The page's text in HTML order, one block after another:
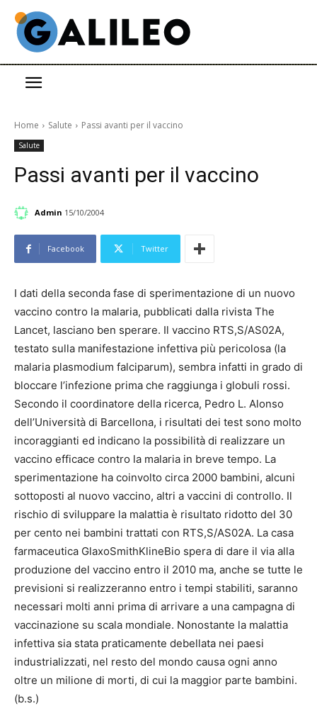
Home Salute Passi avanti per il vaccino
Salute
Passi avanti per il vaccino
Admin 15/10/2004
Facebook Twitter
I dati della seconda fase di sperimentazione di un nuovo
vaccino contro la malaria, pubblicati dalla rivista The
Lancet, lasciano ben sperare. Il vaccino RTS,S/AS02A,
testato sulla manifestazione infettiva più pericolosa (la
malaria plasmodium falciparum), sembra infatti in grado di
bloccare l’infezione prima che raggiunga i globuli rossi.
Secondo il coordinatore della ricerca, Pedro L. Alonso
dell’Università di Barcellona, i risultati dei test sono molto
incoraggianti ed indicano la possibilità di realizzare un
vaccino efficace contro la malaria in breve tempo. La
sperimentazione ha coinvolto circa 2000 bambini, alcuni
sottoposti al nuovo vaccino, altri a vaccini di controllo. Il
rischio di sviluppare la malattia è risultato ridotto del 30
per cento nei bambini trattati con RTS,S/AS02A. La casa
farmaceutica GlaxoSmithKlineBio spera di dare il via alla
produzione del vaccino entro il 2010 ma, anche se tutte le
previsioni si realizzeranno entro i tempi stabiliti, saranno
necessari molti anni prima di arrivare a una campagna di
vaccinazione su scala mondiale. Nonostante la malattia
infettiva sia stata praticamente debellata nei paesi
industrializzati, nel resto del mondo causa ogni anno
oltre un milione di morti, di cui la maggior parte bambini.
(b.s.)